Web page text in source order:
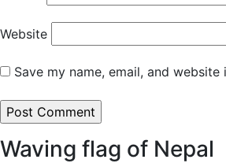
Website
Save my name, email, and
Waving flag of Nepal